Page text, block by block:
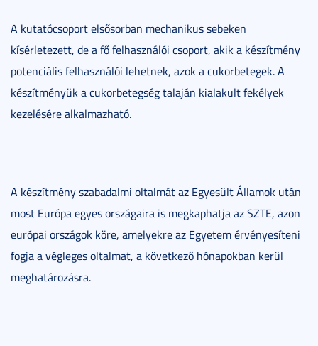
A kutatócsoport elsősorban mechanikus sebeken
kísérletezett, de a fő felhasználói csoport, akik a készítmény
potenciális felhasználói lehetnek, azok a cukorbetegek. A
készítményük a cukorbetegség talaján kialakult fekélyek
kezelésére alkalmazható.
A készítmény szabadalmi oltalmát az Egyesült Államok után
most Európa egyes országaira is megkaphatja az SZTE, azon
európai országok köre, amelyekre az Egyetem érvényesíteni
fogja a végleges oltalmat, a következő hónapokban kerül
meghatározásra.